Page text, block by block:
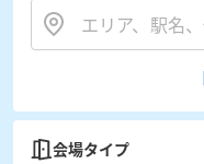
会場タイプ